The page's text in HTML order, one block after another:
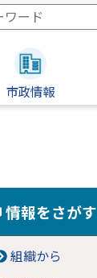
市政情報
情報をさがす
組織から